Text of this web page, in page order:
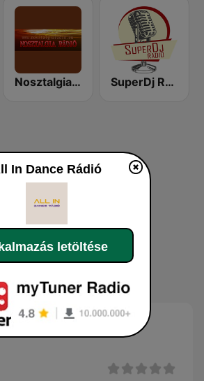
Nosztalgia rádió SuperDj Rádió
Rádió Online
In Dance Rádió
letöltése